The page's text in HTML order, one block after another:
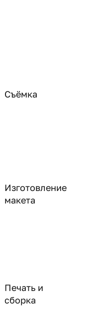
Съёмка
Изготовление
макета
Печать и
сборка